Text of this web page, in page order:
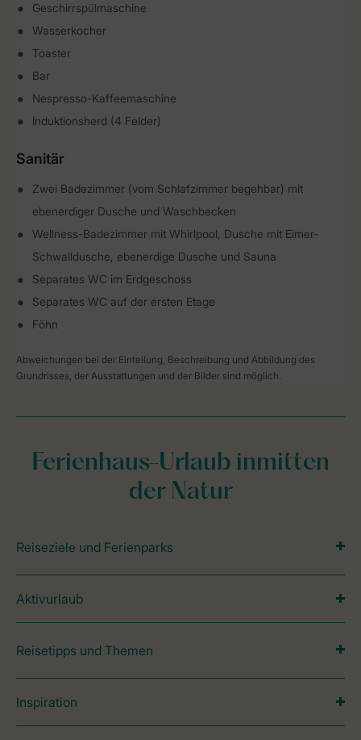
Geschirrspülmaschine
Wasserkocher
Toaster
Bar
Nespresso-Kaffeemaschine
Induktionsherd (4 Felder)
Sanitär
Zwei Badezimmer (vom Schlafzimmer begehbar) mit
ebenerdiger Dusche und Waschbecken
Wellness-Badezimmer mit Whirlpool, Dusche mit Eimer-
Schwalldusche, ebenerdige Dusche und Sauna
Separates WC im Erdgeschoss
Separates WC auf der ersten Etage
Föhn
Abweichungen bei der Einteilung, Beschreibung und Abbildung des
Grundrisses, der Ausstattungen und der Bilder sind möglich.
Ferienhaus-Urlaub inmitten
der Natur
Reiseziele und Ferienparks
Aktivurlaub
Reisetipps und Themen
Inspiration